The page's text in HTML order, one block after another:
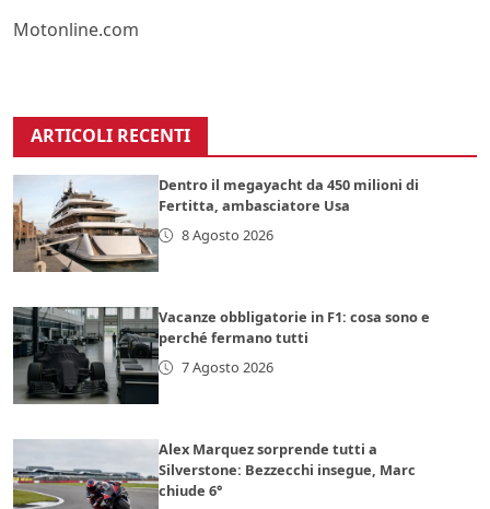
Motonline.com
ARTICOLI RECENTI
Dentro il megayacht da 450 milioni di
Fertitta, ambasciatore Usa
8 Agosto 2026
Vacanze obbligatorie in F1: cosa sono e
perché fermano tutti
7 Agosto 2026
Alex Marquez sorprende tutti a
Silverstone: Bezzecchi insegue, Marc
chiude 6°